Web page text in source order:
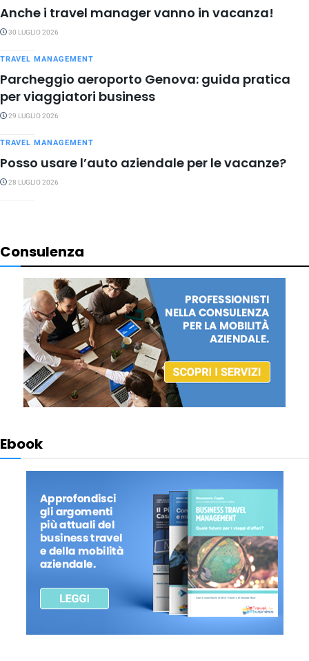
Anche i travel manager vanno in vacanza!
30 LUGLIO 2026
TRAVEL MANAGEMENT
Parcheggio aeroporto Genova: guida pratica
per viaggiatori business
29 LUGLIO 2026
TRAVEL MANAGEMENT
Posso usare l’auto aziendale per le vacanze?
28 LUGLIO 2026
Consulenza
Ebook